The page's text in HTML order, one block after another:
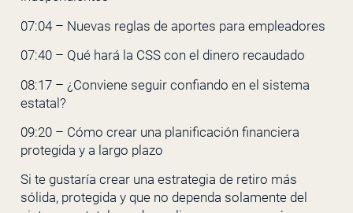
07:04 – Nuevas reglas de aportes para empleadores
07:40 – Qué hará la CSS con el dinero recaudado
08:17 – ¿Conviene seguir confiando en el sistema
estatal?
09:20 – Cómo crear una planificación financiera
protegida y a largo plazo
Si te gustaría crear una estrategia de retiro más
sólida, protegida y que no dependa solamente del